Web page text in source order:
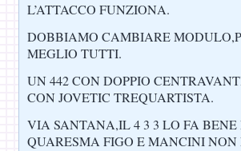
L’ATTACCO FUNZIONA.
DOBBIAMO CAMBIARE
MEGLIO TUTTI.
UN 442 CON DOPPIO
CON JOVETIC TREQUARTISTA.
VIA SANTANA,IL 4 3 3 LO FA BENE
QUARESMA FIGO E MANCINI